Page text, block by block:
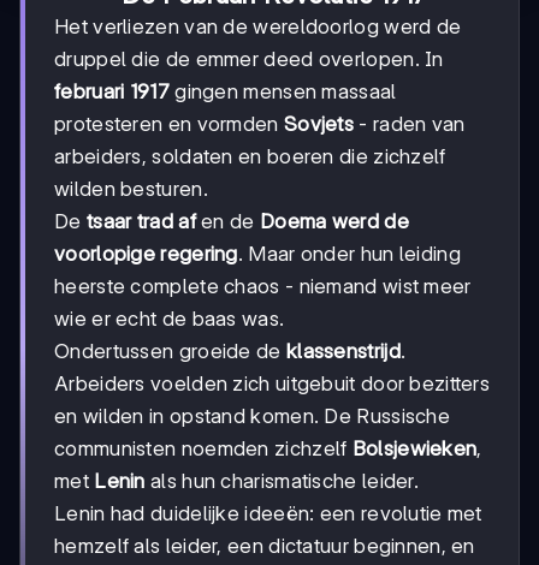
Het verliezen van de wereldoorlog werd de
druppel die de emmer deed overlopen. In
februari 1917gingen mensen massaal
protesteren en vormden Sovjets - raden van
arbeiders, soldaten en boeren die zichzelf
wilden besturen.
De tsaar trad afen de Doema werd de
voorlopige regering. Maar onder hun leiding
heerste complete chaos - niemand wist meer
wie er echt de baas was.
Ondertussen groeide de klassenstrijd.
Arbeiders voelden zich uitgebuit door bezitters
en wilden in opstand komen. De Russische
communisten noemden zichzelf Bolsjewieken,
met Lenin als hun charismatische leider.
Lenin had duidelijke ideeën: een revolutie met
hemzelf als leider, een dictatuur beginnen, en